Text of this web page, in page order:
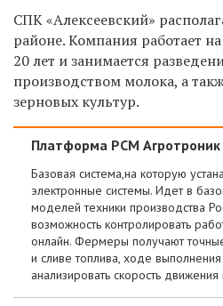
СПК «Алексеевский»
районе. Компания работает
20 лет и занимается
производством молока, а
зерновых культур.
Платформа РСМ Агротроник
Базовая система,на которую
электронные системы. Идет в
моделей техники производства
возможность контролировать
онлайн. Фермеры получают
и сливе топлива, ходе
анализировать скорость